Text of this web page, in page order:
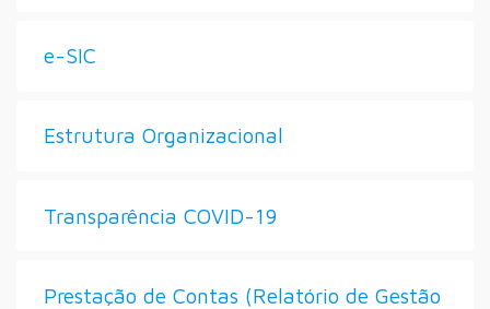
e-SIC
Estrutura Organizacional
Transparência COVID-19
Prestação de Contas (Relatório de Gestão